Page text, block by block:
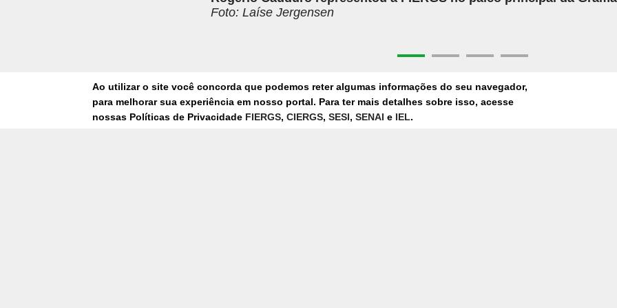
Ao utilizar o site você concorda que podemos reter algumas informações do seu navegador,
para melhorar sua experiência em nosso portal. Para ter mais detalhes sobre isso, acesse
nossas Políticas de Privacidade FIERGS,CIERGS,SESI,SENAIe IEL.
Foto: Laíse Jergensen
EDUCAÇÃO PRÁTICA E DEEP TECH
As rápidas transformações no consumo e nas dinâmicas de mercado também têm
como a indústria busca formar e atrair novos profissionais. As especialistas do